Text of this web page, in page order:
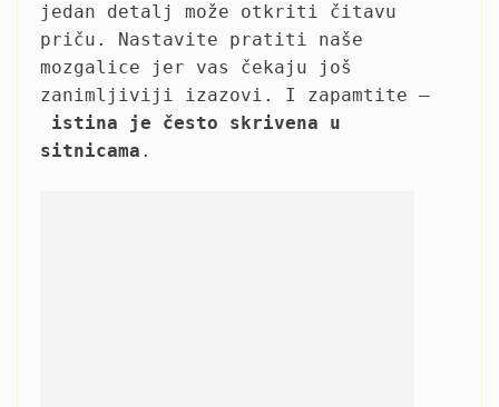
jedan detalj može otkriti čitavu
priču. Nastavite pratiti naše
mozgalice jer vas čekaju još
zanimljiviji izazovi. I zapamtite –
istina je često skrivena u
sitnicama .